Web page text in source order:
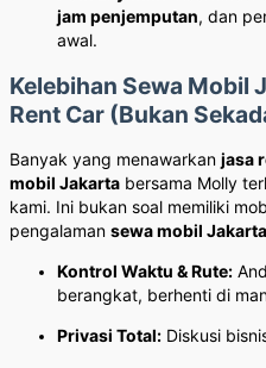
jam penjemputan, dan
awal.
Kelebihan Sewa Mobil
Rent Car (Bukan
Banyak yang menawarkan jasa
mobil Jakarta bersama Molly
kami. Ini bukan soal memiliki
pengalaman sewa mobil
Kontrol Waktu & Rute:
berangkat, berhenti di
Privasi Total: Diskusi